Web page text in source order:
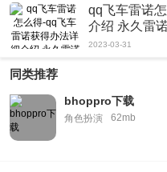
qq飞车雷诺
介绍 永久雷
2023-03-31
同类推荐
bhoppro下载
角色扮演 62mb